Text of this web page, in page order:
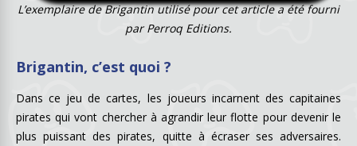
L’exemplaire de Brigantin utilisé pour cet article a été fourni
par Perroq Editions.
Brigantin, c’est quoi ?
Dans ce jeu de cartes, les joueurs incarnent des capitaines
pirates qui vont chercher à agrandir leur flotte pour devenir le
plus puissant des pirates, quitte à écraser ses adversaires.